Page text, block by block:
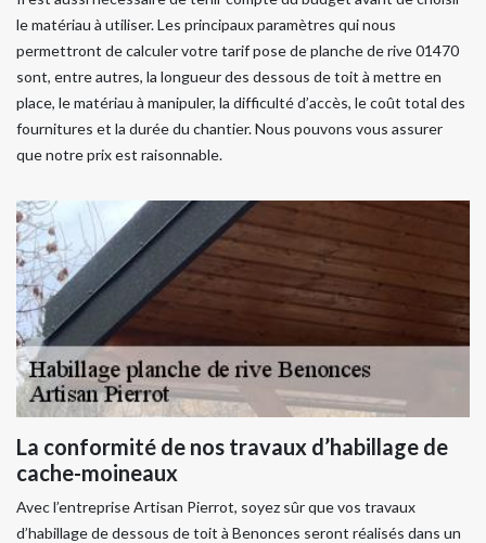
le matériau à utiliser. Les principaux paramètres qui nous
permettront de calculer votre tarif pose de planche de rive 01470
sont, entre autres, la longueur des dessous de toit à mettre en
place, le matériau à manipuler, la difficulté d’accès, le coût total des
fournitures et la durée du chantier. Nous pouvons vous assurer
que notre prix est raisonnable.
La conformité de nos travaux d’habillage de
cache-moineaux
Avec l’entreprise Artisan Pierrot, soyez sûr que vos travaux
d’habillage de dessous de toit à Benonces seront réalisés dans un